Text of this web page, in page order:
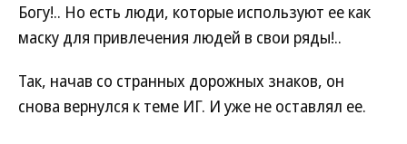
Богу!.. Но есть люди, которые используют ее как
маску для привлечения людей в свои ряды!..
Так, начав со странных дорожных знаков, он
снова вернулся к теме ИГ. И уже не оставлял ее.